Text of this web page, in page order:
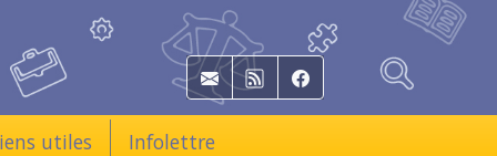
E-mail RSS Facebook
utiles Infolettre